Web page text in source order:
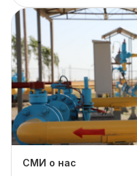
СМИ о нас